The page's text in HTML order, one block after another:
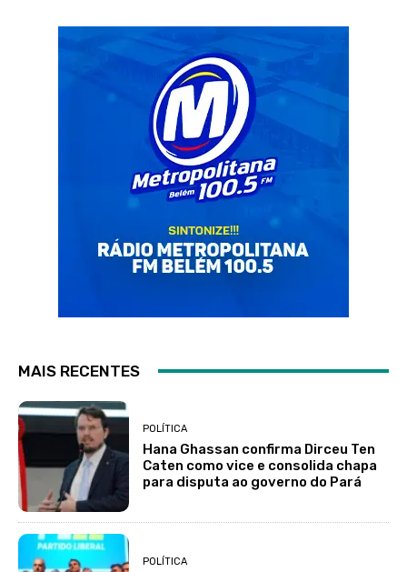
MAIS RECENTES
POLÍTICA
Hana Ghassan confirma Dirceu Ten
Caten como vice e consolida chapa
para disputa ao governo do Pará
POLÍTICA